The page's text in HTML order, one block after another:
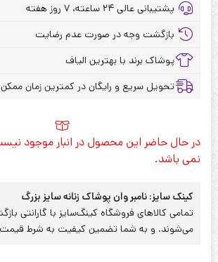
پشتیبانی عالی ۲۴ ساعته، ۷ روز هفته
بازگشت وجه در صورت عدم رضایت
پوشاک برند با بهترین الیاف
تحویل سریع و رایگان در کمترین زمان ممکن
در حال حاضر این محصول در انبار موجود
نمی باشد.
کینک سایز: نامبر وان پوشاک زنانه سایز بزرگ
تمامی کالاهای فروشگاه کینگ‌سایز با گارانتی
می‌شوند. و به شما تضمین کیفیت به شرط